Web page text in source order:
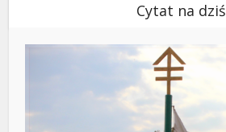
Cytat na dziś